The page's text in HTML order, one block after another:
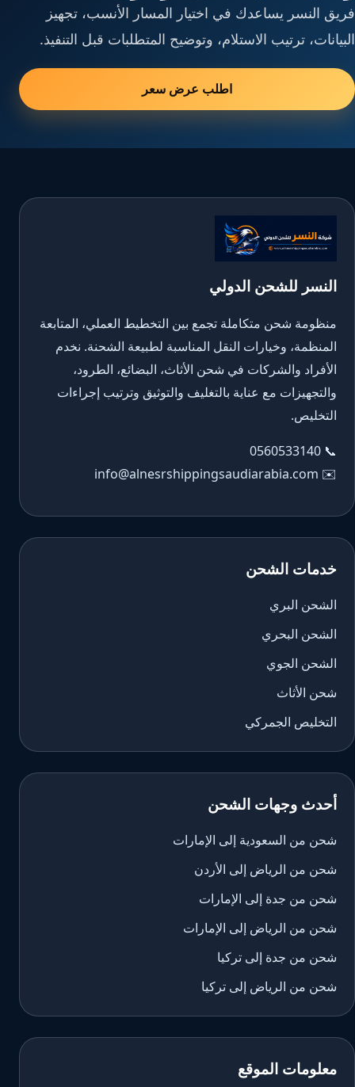
فريق النسر يساعدك في اختيار المسار الأنسب، تجهيز
البيانات، ترتيب الاستلام، وتوضيح المتطلبات قبل التنفيذ.
اطلب عرض سعر
النسر للشحن الدولي
منظومة شحن متكاملة تجمع بين التخطيط العملي، المتابعة
المنظمة، وخيارات النقل المناسبة لطبيعة الشحنة. نخدم
الأفراد والشركات في شحن الأثاث، البضائع، الطرود،
والتجهيزات مع عناية بالتغليف والتوثيق وترتيب إجراءات
التخليص.
📞
0560533140
✉️
info@alnesrshippingsaudiarabia.com
خدمات الشحن
الشحن البري
الشحن البحري
الشحن الجوي
شحن الأثاث
التخليص الجمركي
أحدث وجهات الشحن
شحن من السعودية إلى الإمارات
شحن من الرياض إلى الأردن
شحن من جدة إلى الإمارات
شحن من الرياض إلى الإمارات
شحن من جدة إلى تركيا
شحن من الرياض إلى تركيا
معلومات الموقع